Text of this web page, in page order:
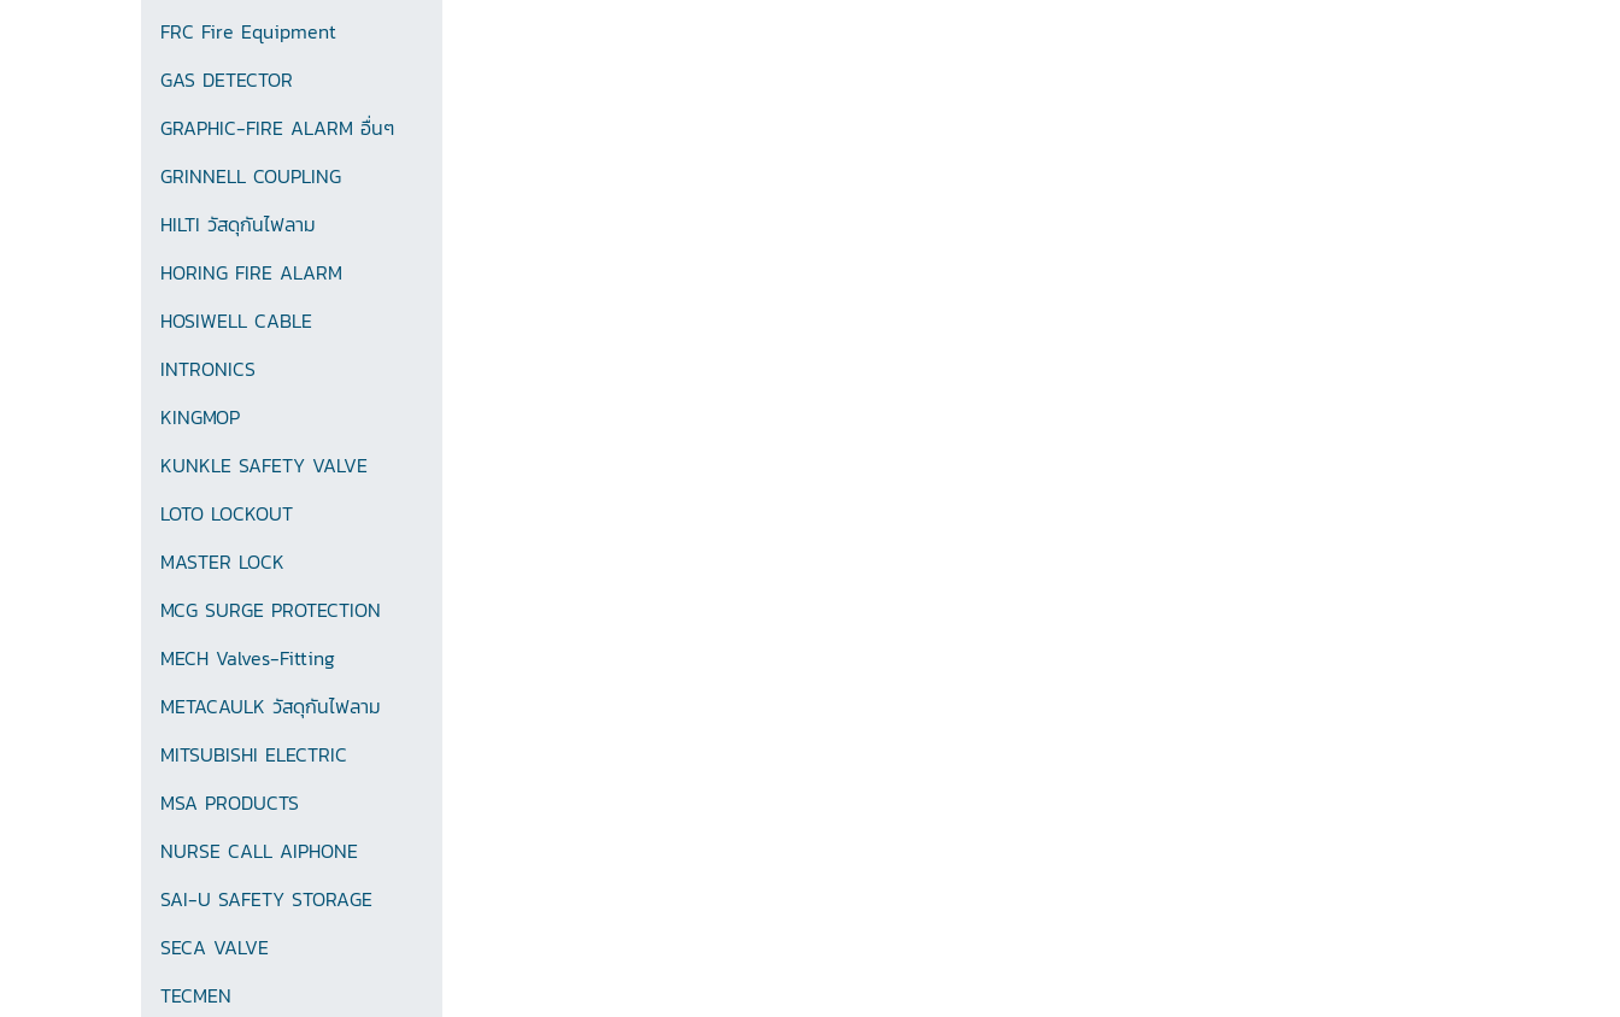
FRC Fire Equipment
GAS DETECTOR
GRAPHIC-FIRE ALARM อื่นๆ
GRINNELL COUPLING
HILTI วัสดุกันไฟลาม
HORING FIRE ALARM
HOSIWELL CABLE
INTRONICS
KINGMOP
KUNKLE SAFETY VALVE
LOTO LOCKOUT
MASTER LOCK
MCG SURGE PROTECTION
MECH Valves-Fitting
METACAULK วัสดุกันไฟลาม
MITSUBISHI ELECTRIC
MSA PRODUCTS
NURSE CALL AIPHONE
SAI-U SAFETY STORAGE
SECA VALVE
TECMEN